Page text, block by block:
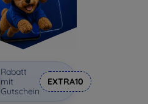
Rabatt
mit
Gutschein
EXTRA10